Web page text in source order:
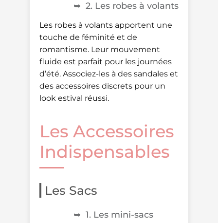
2. Les robes à volants
Les robes à volants apportent une
touche de féminité et de
romantisme. Leur mouvement
fluide est parfait pour les journées
d’été. Associez-les à des sandales et
des accessoires discrets pour un
look estival réussi.
Les Accessoires
Indispensables
Les Sacs
1. Les mini-sacs